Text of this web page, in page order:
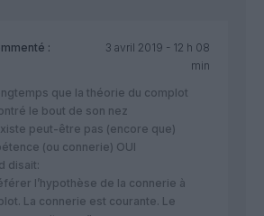
:
3 avril 2019 - 12 h 08
min
que la théorie du complot
le bout de son nez
peut-être pas (encore que)
(ou connerie) OUI
disait:
l’hypothèse de la connerie à
La connerie est courante. Le